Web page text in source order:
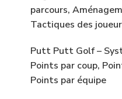
parcours,
Tactiques des
Putt Putt Golf –
Points par coup,
Points par équipe